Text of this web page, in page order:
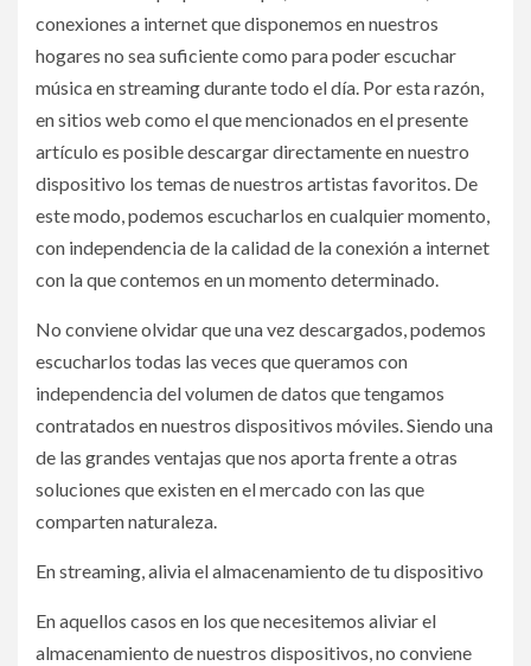
conexiones a internet que disponemos en nuestros
hogares no sea suficiente como para poder escuchar
música en streaming durante todo el día. Por esta razón,
en sitios web como el que mencionados en el presente
artículo es posible descargar directamente en nuestro
dispositivo los temas de nuestros artistas favoritos. De
este modo, podemos escucharlos en cualquier momento,
con independencia de la calidad de la conexión a internet
con la que contemos en un momento determinado.
No conviene olvidar que una vez descargados, podemos
escucharlos todas las veces que queramos con
independencia del volumen de datos que tengamos
contratados en nuestros dispositivos móviles. Siendo una
de las grandes ventajas que nos aporta frente a otras
soluciones que existen en el mercado con las que
comparten naturaleza.
En streaming, alivia el almacenamiento de tu dispositivo
En aquellos casos en los que necesitemos aliviar el
almacenamiento de nuestros dispositivos, no conviene